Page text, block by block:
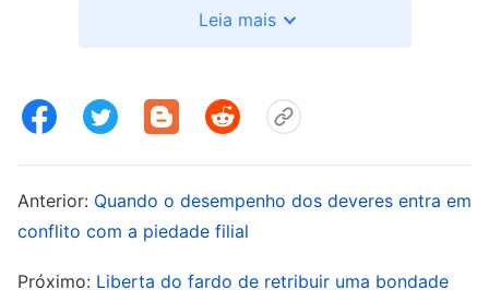
tinha largado o emprego para cumprir seu dever
para ganhar dinheiro. Era trabalho duro, e ele
quando se esgotava, ele se sentia para baixo.
Leia mais
Anterior: Quando o desempenho dos deveres entra em
conflito com a piedade filial
Próximo: Liberta do fardo de retribuir uma bondade